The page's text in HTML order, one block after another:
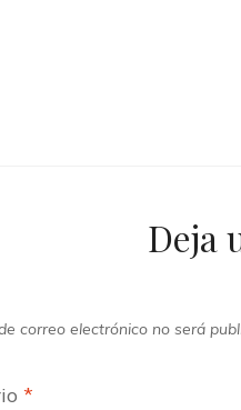
Deja
correo electrónico no será
*